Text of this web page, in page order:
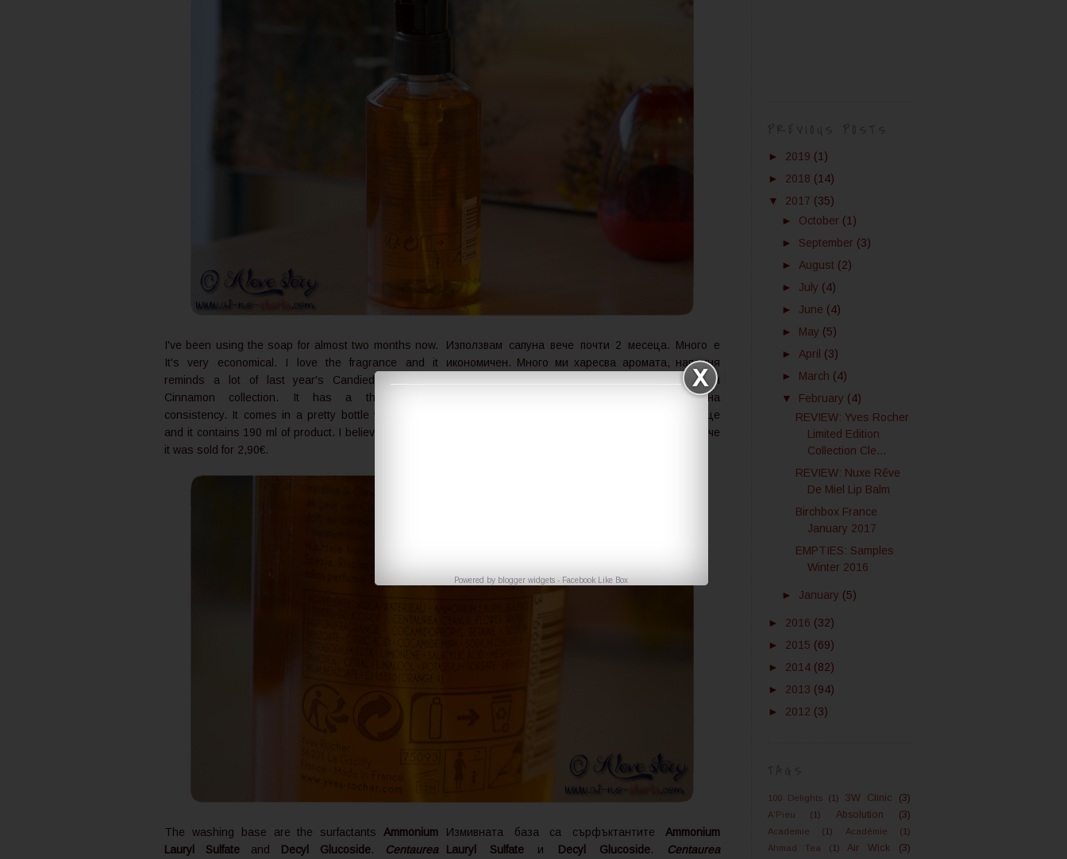
I've been using the soap for almost two months now.
It's very economical. I love the fragrance and it
reminds a lot of last year's Candied Orange &
Cinnamon collection. It has a thick gel-like
consistency. It comes in a pretty bottle with a pump
and it contains 190 ml of product. I believe separately
it was sold for 2,90€.
Използвам сапуна вече почти 2 месеца. Много е
икономичен. Много ми харесва аромата, напомня
на миналогодишната колекция Захаросан
Портокал & Канела. Има гъста гелообразна
консистенция. Пристига в много красиво шишенце
с помпа и съдържа 190 мл продукт. Мисля, че
The washing base are the surfactants Ammonium
Lauryl Sulfate and Decyl Glucoside.
Centaurea
Измивната база са сърфъктантите Ammonium
Lauryl Sulfate и Decyl Glucoside.
Centaurea
Powered by blogger widgets - Facebook Like Box
► 2019 (1)
► 2018 (14)
▼ 2017 (35)
► October (1)
► September (3)
► August (2)
► July (4)
► June (4)
► May (5)
► April (3)
► March (4)
▼ February (4)
REVIEW: Yves Rocher
Limited Edition
Collection Cle...
REVIEW: Nuxe Rêve
De Miel Lip Balm
Birchbox France
January 2017
EMPTIES: Samples
Winter 2016
► January (5)
► 2016 (32)
► 2015 (69)
► 2014 (82)
► 2013 (94)
► 2012 (3)
100 Delights (1) 3W Clinic (3)
A'Pieu (1) Absolution (3)
Academie (1) Académie
(1)
Ahmad Tea
(1) Air Wick (3)